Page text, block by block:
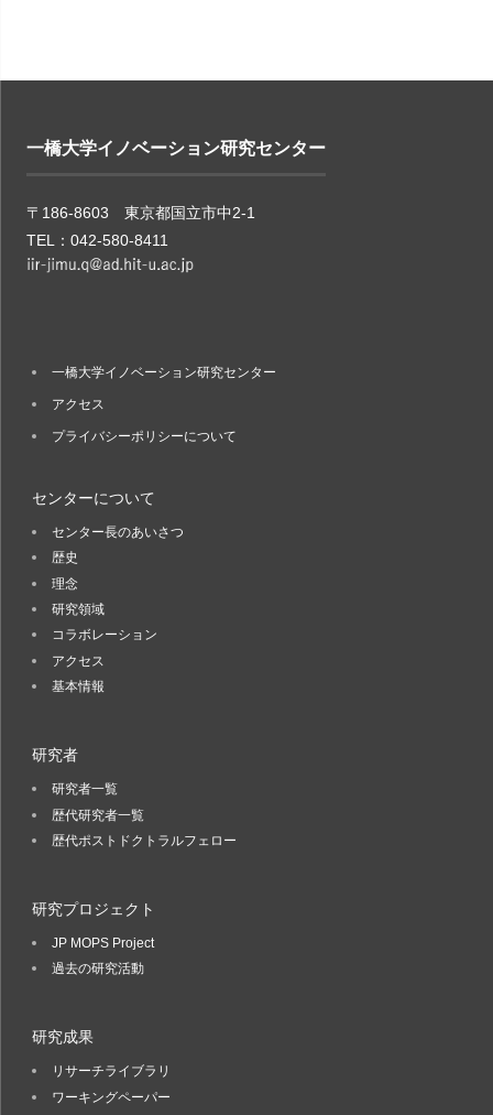
一橋大学イノベーション研究センター
〒186-8603 東京都国立市中2-1
TEL：042-580-8411
一橋大学イノベーション研究センター
アクセス
プライバシーポリシーについて
センターについて
センター長のあいさつ
歴史
理念
研究領域
コラボレーション
アクセス
基本情報
研究者
研究者一覧
歴代研究者一覧
歴代ポストドクトラルフェロー
研究プロジェクト
JP MOPS Project
過去の研究活動
研究成果
リサーチライブラリ
ワーキングペーパー